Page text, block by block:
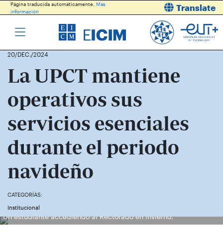
Página traducida automáticamente. Más
información
Translate
20/DEC./2024
La UPCT mantiene
operativos sus
servicios esenciales
durante el periodo
navideño
CATEGORÍAS:
Institucional
Un estudiante accediendo al Rectorado en invierno.